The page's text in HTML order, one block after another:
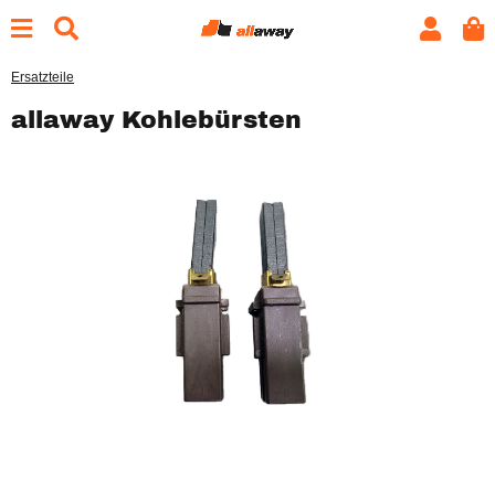
Ersatzteile
allaway Kohlebürsten